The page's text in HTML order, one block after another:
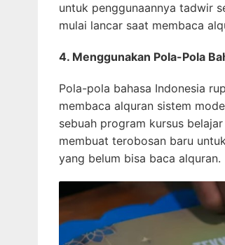
untuk penggunaannya tadwir
mulai lancar saat membaca
4. Menggunakan Pola-Pola
Pola-pola bahasa Indonesia
membaca alquran sistem
sebuah program kursus
membuat terobosan baru
yang belum bisa baca alquran.